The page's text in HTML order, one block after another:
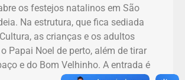
os festejos natalinos em São
Na estrutura, que fica sediada
as crianças e os adultos
Papai Noel de perto, além de tirar
e do Bom Velhinho. A entrada é